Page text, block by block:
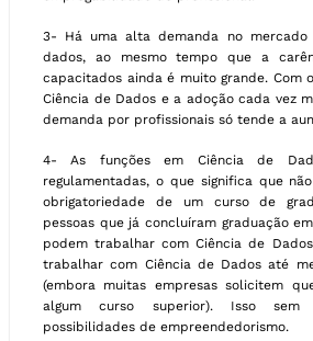
3- Há uma alta demanda no mercado
dados, ao mesmo tempo que a
capacitados ainda é muito grande. Com
Ciência de Dados e a adoção cada vez
demanda por profissionais só tende a
4- As funções em Ciência de
regulamentadas, o que significa que
obrigatoriedade de um curso de
pessoas que já concluíram graduação
podem trabalhar com Ciência de
trabalhar com Ciência de Dados até
(embora muitas empresas solicitem
algum curso superior). Isso
possibilidades de empreendedorismo.